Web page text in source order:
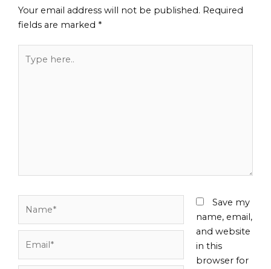
Your email address will not be published. Required
fields are marked *
here..
Save my
name, email,
and website
in this
browser for